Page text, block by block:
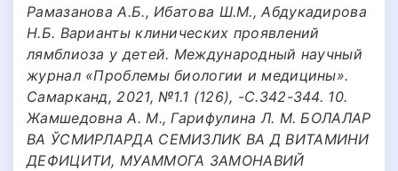
Рамазанова А.Б., Ибатова Ш.М., Абдукадирова
Н.Б. Варианты клинических проявлений
лямблиоза у детей. Международный научный
журнал «Проблемы биологии и медицины».
Самарканд, 2021, №1.1 (126), -С.342-344. 10.
Жамшедовна А. M., Гарифулина Л. М. БОЛАЛАР
ВА ЎСМИРЛАРДА СЕМИЗЛИК ВА Д ВИТАМИНИ
ДЕФИЦИТИ, МУАММОГА ЗАМОНАВИЙ